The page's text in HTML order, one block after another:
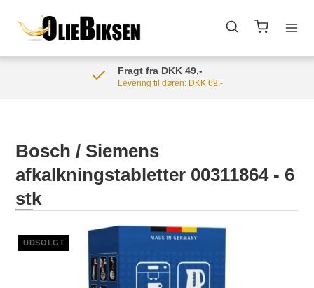
Fragt fra DKK 49,-
Levering til døren: DKK 69,-
Bosch / Siemens
afkalkningstabletter 00311864 - 6
stk
UDSOLGT